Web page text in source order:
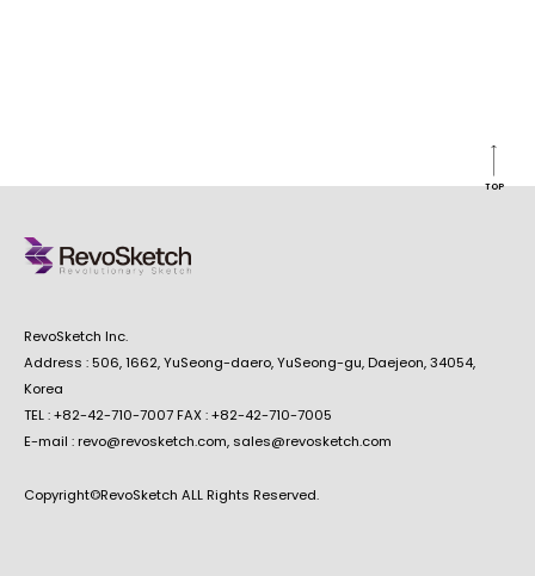
RevoSketch Inc.
Address : 506, 1662, YuSeong-daero, YuSeong-gu, Daejeon, 34054,
Korea
TEL : +82-42-710-7007 FAX : +82-42-710-7005
E-mail : revo@revosketch.com, sales@revosketch.com
Copyright©RevoSketch ALL Rights Reserved.
TOP